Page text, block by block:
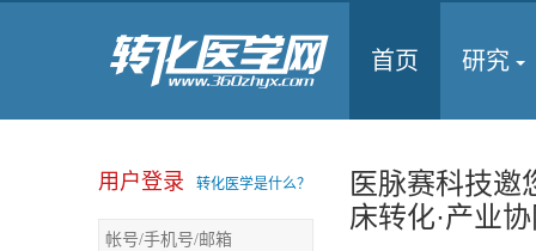
首页 研究
用户登录 转化医学是什么？
医脉赛科技邀
床转化·产业